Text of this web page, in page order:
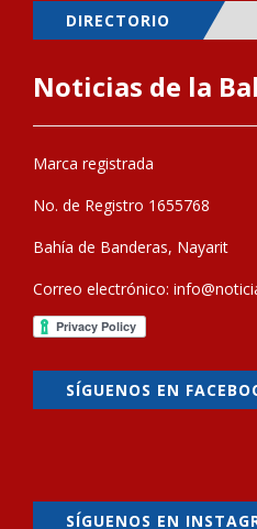
DIRECTORIO
Noticias de la
Marca registrada
No. de Registro 1655768
Bahía de Banderas, Nayarit
Correo electrónico:
SÍGUENOS EN
SÍGUENOS EN